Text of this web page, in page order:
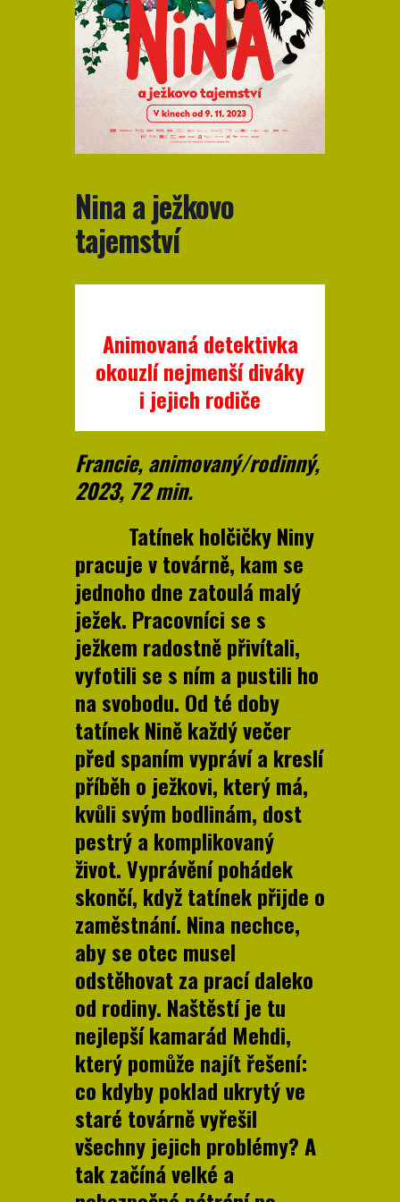
Nina a ježkovo
tajemství
Animovaná detektivka
okouzlí nejmenší diváky
i jejich rodiče
Francie, animovaný/rodinný,
2023, 72 min.
Tatínek holčičky Niny
pracuje v továrně, kam se
jednoho dne zatoulá malý
ježek. Pracovníci se s
ježkem radostně přivítali,
vyfotili se s ním a pustili ho
na svobodu. Od té doby
tatínek Nině každý večer
před spaním vypráví a kreslí
příběh o ježkovi, který má,
kvůli svým bodlinám, dost
pestrý a komplikovaný
život. Vyprávění pohádek
skončí, když tatínek přijde o
zaměstnání. Nina nechce,
aby se otec musel
odstěhovat za prací daleko
od rodiny. Naštěstí je tu
nejlepší kamarád Mehdi,
který pomůže najít řešení:
co kdyby poklad ukrytý ve
staré továrně vyřešil
všechny jejich problémy? A
tak začíná velké a